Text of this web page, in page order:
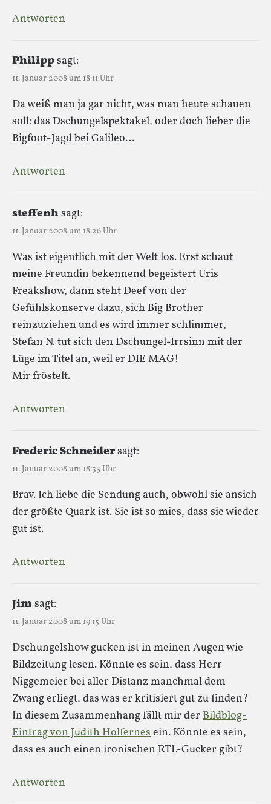
Antworten
Philippsagt:
11. Januar 2008 um 18:11 Uhr
Da weiß man ja gar nicht, was man heute schauen
soll: das Dschungelspektakel, oder doch lieber die
Bigfoot-Jagd bei Galileo…
Antworten
steffenh sagt:
11. Januar 2008 um 18:26 Uhr
Was ist eigentlich mit der Welt los. Erst schaut
meine Freundin bekennend begeistert Uris
Freakshow, dann steht Deef von der
Gefühlskonserve dazu, sich Big Brother
reinzuziehen und es wird immer schlimmer,
Stefan N. tut sich den Dschungel-Irrsinn mit der
Lüge im Titel an, weil er DIE MAG!
Mir fröstelt.
Antworten
Frederic Schneidersagt:
11. Januar 2008 um 18:53 Uhr
Brav. Ich liebe die Sendung auch, obwohl sie ansich
der größte Quark ist. Sie ist so mies, dass sie wieder
gut ist.
Antworten
Jimsagt:
11. Januar 2008 um 19:15 Uhr
Dschungelshow gucken ist in meinen Augen wie
Bildzeitung lesen. Könnte es sein, dass Herr
Niggemeier bei aller Distanz manchmal dem
Zwang erliegt, das was er kritisiert gut zu finden?
In diesem Zusammenhang fällt mir der Bildblog-
Eintrag von Judith Holfernesein. Könnte es sein,
dass es auch einen ironischen RTL-Gucker gibt?
Antworten